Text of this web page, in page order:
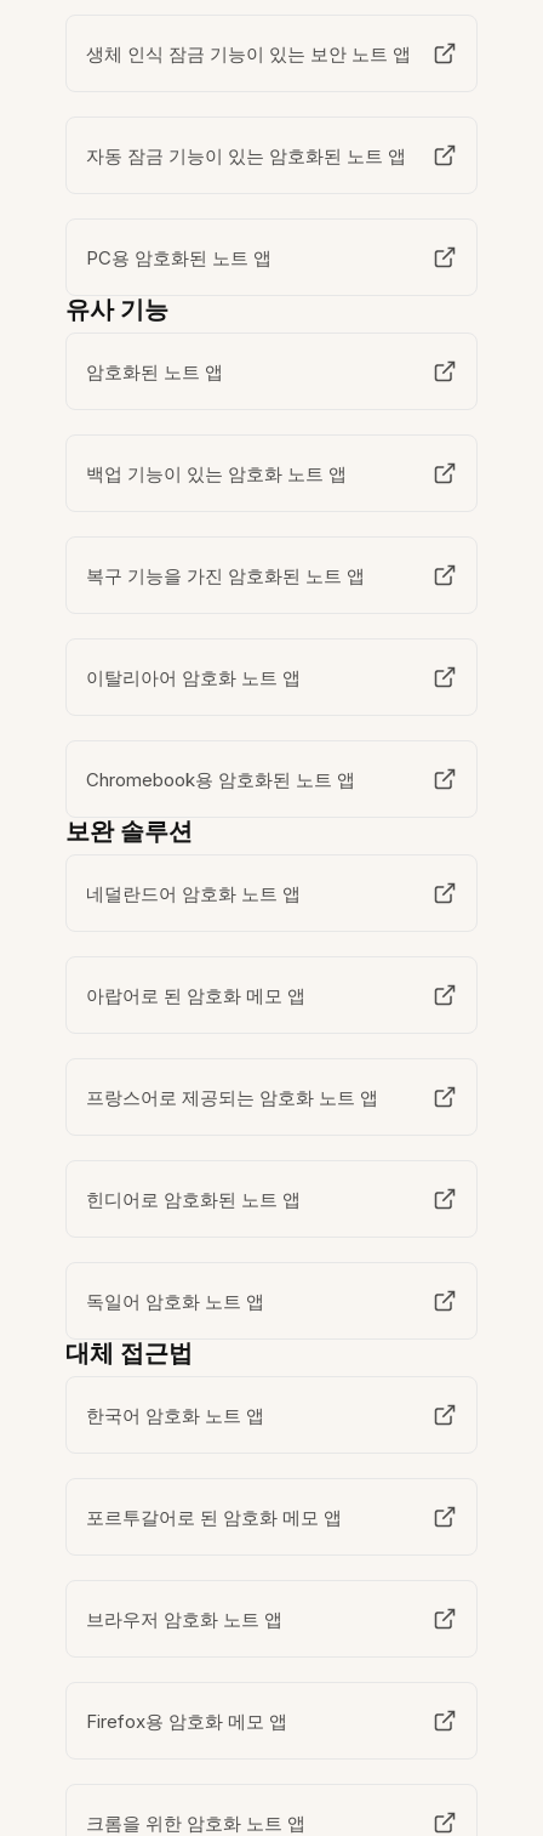
생체 인식 잠금 기능이 있는 보안 노트 앱
자동 잠금 기능이 있는 암호화된 노트 앱
PC용 암호화된 노트 앱
유사 기능
암호화된 노트 앱
백업 기능이 있는 암호화 노트 앱
복구 기능을 가진 암호화된 노트 앱
이탈리아어 암호화 노트 앱
Chromebook용 암호화된 노트 앱
보완 솔루션
네덜란드어 암호화 노트 앱
아랍어로 된 암호화 메모 앱
프랑스어로 제공되는 암호화 노트 앱
힌디어로 암호화된 노트 앱
독일어 암호화 노트 앱
대체 접근법
한국어 암호화 노트 앱
포르투갈어로 된 암호화 메모 앱
브라우저 암호화 노트 앱
Firefox용 암호화 메모 앱
크롬을 위한 암호화 노트 앱